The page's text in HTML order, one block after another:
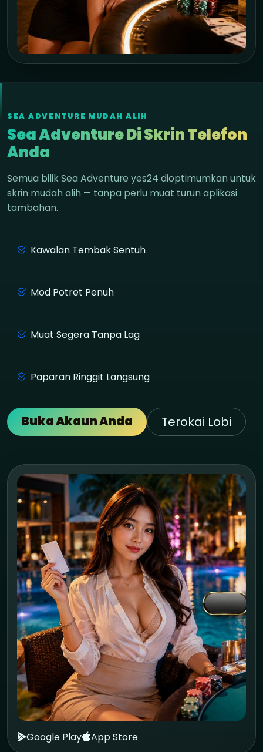
SEA ADVENTURE MUDAH ALIH
Sea Adventure Di Skrin Telefon
Anda
Semua bilik Sea Adventure yes24 dioptimumkan untuk
skrin mudah alih — tanpa perlu muat turun aplikasi
tambahan.
Kawalan Tembak Sentuh
Mod Potret Penuh
Muat Segera Tanpa Lag
Paparan Ringgit Langsung
Buka Akaun Anda Terokai Lobi
Google Play App Store